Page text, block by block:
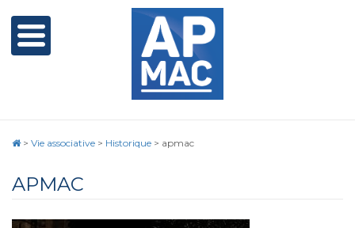
> Vie associative > Historique > apmac
APMAC